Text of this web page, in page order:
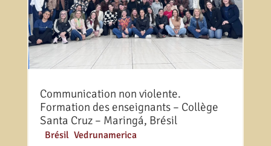
Communication non violente.
Formation des enseignants – Collège
Santa Cruz – Maringá, Brésil
Brésil, Vedrunamerica